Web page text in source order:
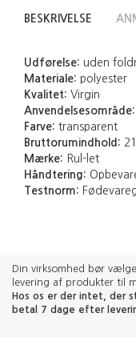
BESKRIVELSE
Udførelse: uden
Materiale: polyester
Kvalitet: Virgin
Anvendelsesområde:
Farve: transparent
Bruttorumindhold: 21 l
Mærke: Rul-let
Håndtering:
Testnorm:
Din virksomhed bør
levering af produkter til
Hos os er der intet, der
betal 7 dage efter